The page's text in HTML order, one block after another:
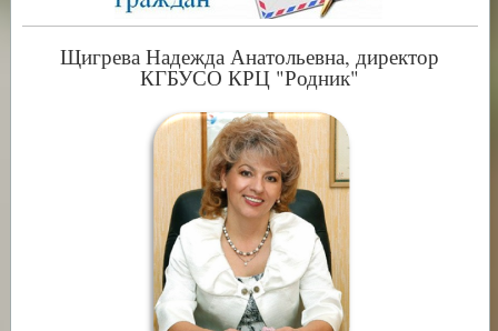
Щигрева Надежда Анатольевна, директор
КГБУСО КРЦ "Родник"